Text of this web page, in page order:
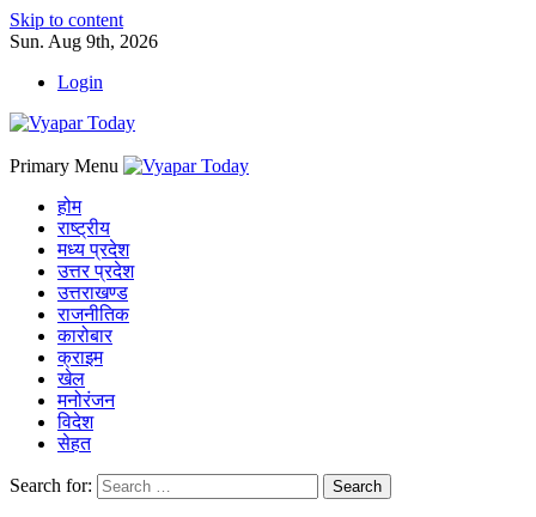
Skip to content
Sun. Aug 9th, 2026
Login
Primary Menu
होम
राष्ट्रीय
मध्य प्रदेश
उत्तर प्रदेश
उत्तराखण्ड
राजनीतिक
कारोबार
क्राइम
खेल
मनोरंजन
विदेश
सेहत
Search for: